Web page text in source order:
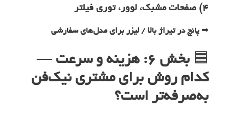
۴) صفحات مشبک، لوور، توری فیلتر
➡ پانچ در تیراژ بالا / لیزر برای مدل‌های سفارشی
🟦
بخش ۶: هزینه و سرعت —
کدام روش برای مشتری نیک‌فن
به‌صرفه‌تر است؟